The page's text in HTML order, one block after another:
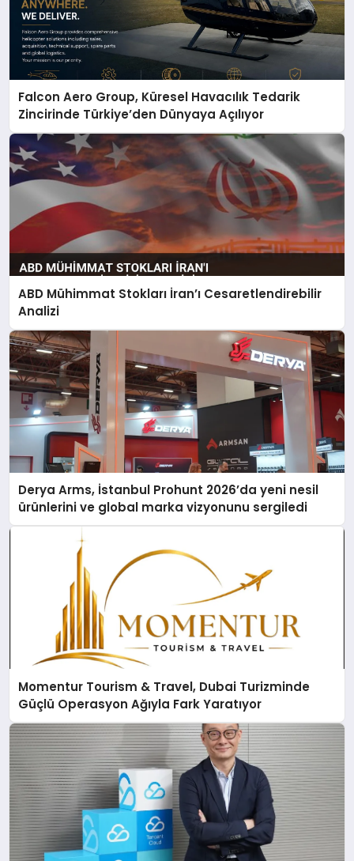
Falcon Aero Group, Küresel Havacılık Tedarik
Zincirinde Türkiye’den Dünyaya Açılıyor
ABD Mühimmat Stokları İran’ı Cesaretlendirebilir
Analizi
Derya Arms, İstanbul Prohunt 2026’da yeni nesil
ürünlerini ve global marka vizyonunu sergiledi
Momentur Tourism & Travel, Dubai Turizminde
Güçlü Operasyon Ağıyla Fark Yaratıyor